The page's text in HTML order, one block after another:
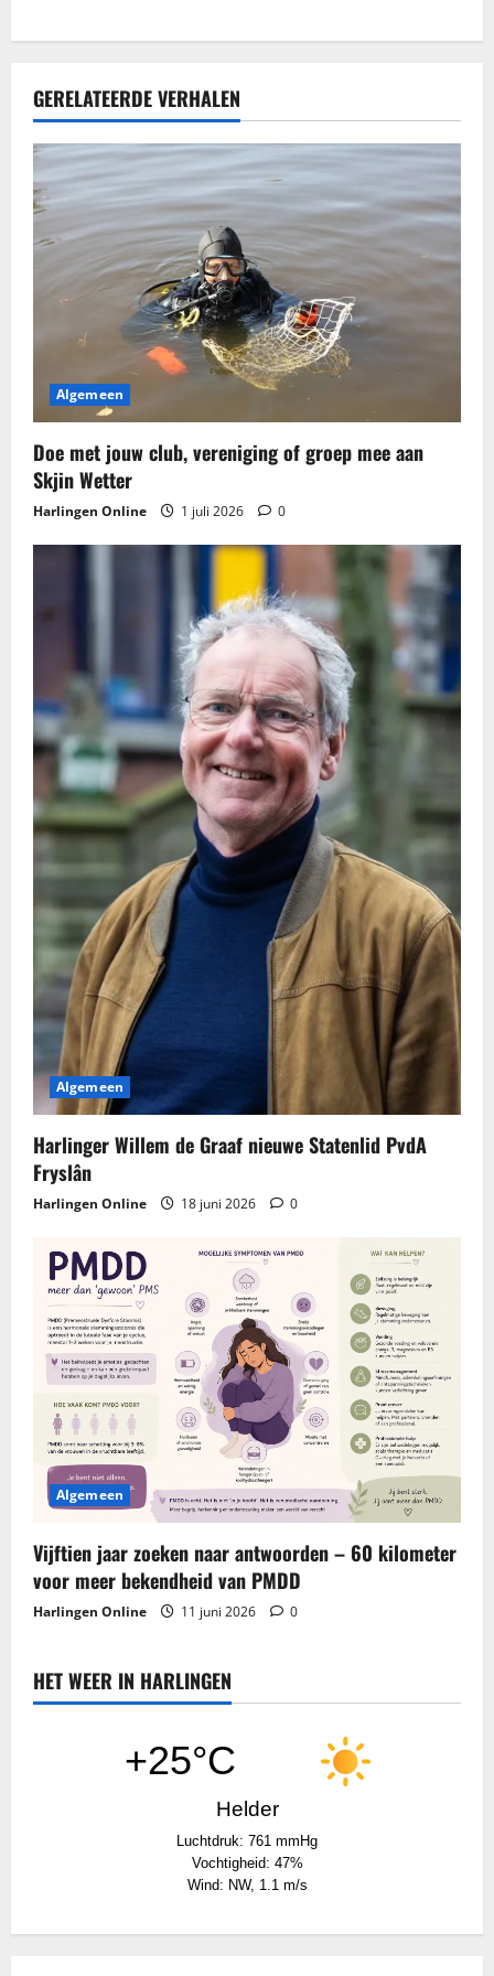
GERELATEERDE VERHALEN
Algemeen
Doe met jouw club, vereniging of groep mee aan
Skjin Wetter
Harlingen Online 1 juli 2026 0
Algemeen
Harlinger Willem de Graaf nieuwe Statenlid PvdA
Fryslân
Harlingen Online 18 juni 2026 0
Algemeen
Vijftien jaar zoeken naar antwoorden – 60 kilometer
voor meer bekendheid van PMDD
Harlingen Online 11 juni 2026 0
HET WEER IN HARLINGEN
+25°C
Helder
Luchtdruk: 761 mmHg
Vochtigheid: 47%
Wind: NW, 1.1 m/s